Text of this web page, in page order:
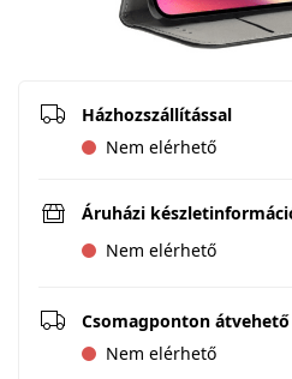
Házhozszállítással
Nem elérhető
Áruházi
Nem elérhető
Csomagponton átvehető
Nem elérhető